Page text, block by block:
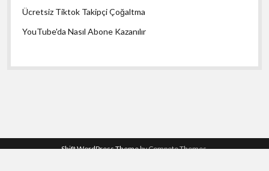
Ücretsiz Tiktok Takipçi Çoğaltma
YouTube'da Nasıl Abone Kazanılır
Shift WordPress Themeby Compete Themes.